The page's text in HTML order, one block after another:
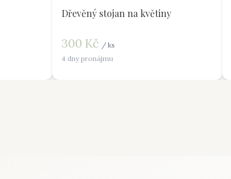
Dřevěný stojan na květiny
300 Kč / ks
4 dny pronájmu